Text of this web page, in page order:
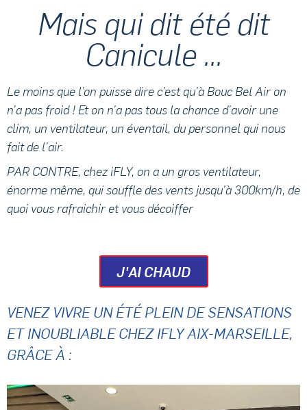
Mais qui dit été dit
Canicule ...
Le moins que l’on puisse dire c’est qu’à Bouc Bel Air on
n’a pas froid ! Et on n’a pas tous la chance d’avoir une
clim, un ventilateur, un éventail, du personnel qui nous
fait de l’air.
PAR CONTRE, chez iFLY, on a un gros ventilateur,
énorme même, qui souffle des vents jusqu’à 300km/h, de
quoi vous rafraichir et vous décoiffer
J'AI CHAUD
VENEZ VIVRE UN ÉTÉ PLEIN DE SENSATIONS
ET INOUBLIABLE CHEZ IFLY AIX-MARSEILLE,
GRÂCE À :